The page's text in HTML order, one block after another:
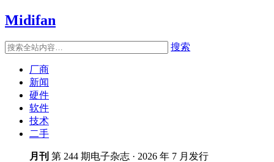
Midifan
搜索
厂商
新闻
硬件
软件
技术
二手
月刊 第 244 期电子杂志 · 2026 年 7 月发行